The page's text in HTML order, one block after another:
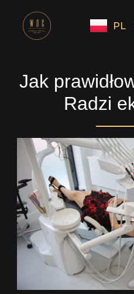
PL
Jak
Radzi